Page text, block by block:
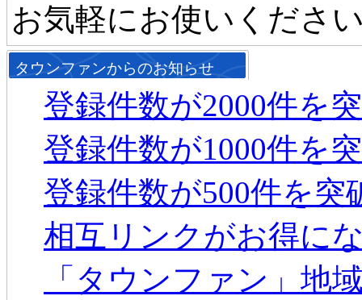
お気軽にお使いくださ
タウンファンからのお知らせ
登録件数が2000件を
登録件数が1000件を
登録件数が500件を突
相互リンクがお得に
「タウンファン」地